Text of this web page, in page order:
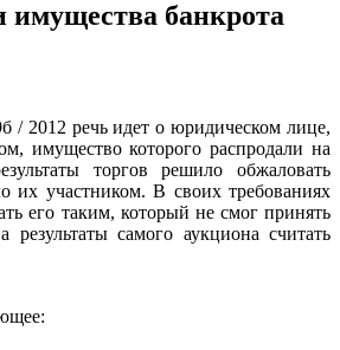
имущества банкрота
/ 2012 речь идет о юридическом лице,
имущество которого распродали на
торгов решило обжаловать
их участником. В своих требованиях
его таким, который не смог принять
результаты самого аукциона считать